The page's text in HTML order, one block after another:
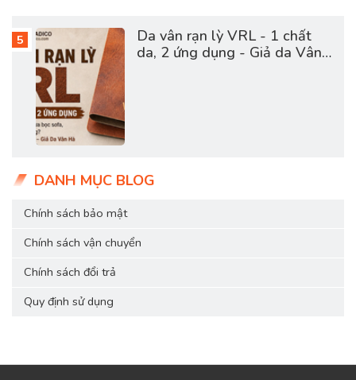
Da vân rạn lỳ VRL - 1 chất
da, 2 ứng dụng - Giả da Vân
DANH MỤC BLOG
Chính sách bảo mật
Chính sách vận chuyển
Chính sách đổi trả
Quy định sử dụng